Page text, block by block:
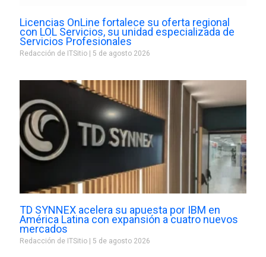
Licencias OnLine fortalece su oferta regional
con LOL Servicios, su unidad especializada de
Servicios Profesionales
Redacción de ITSitio 5 de agosto 2026
TD SYNNEX acelera su apuesta por IBM en
América Latina con expansión a cuatro nuevos
mercados
Redacción de ITSitio 5 de agosto 2026